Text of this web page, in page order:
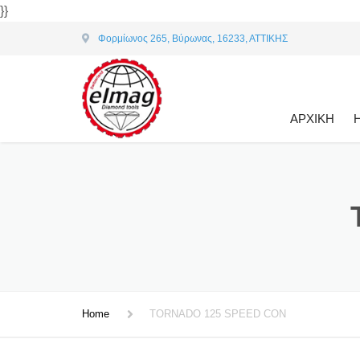
}}
Φορμίωνος 265, Βύρωνας, 16233, ΑΤΤΙΚΗΣ
ΑΡΧΙΚΗ
Home TORNADO 125 SPEED CON